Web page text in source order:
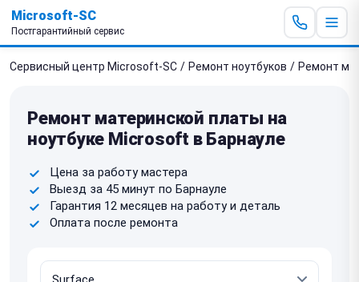
Microsoft-SC
Постгарантийный сервис
Сервисный центр Microsoft-SC / Ремонт ноутбуков / Ремонт
Ремонт материнской платы на
ноутбуке Microsoft в Барнауле
Цена за работу мастера
Выезд за 45 минут по Барнауле
Гарантия 12 месяцев на работу и деталь
Оплата после ремонта